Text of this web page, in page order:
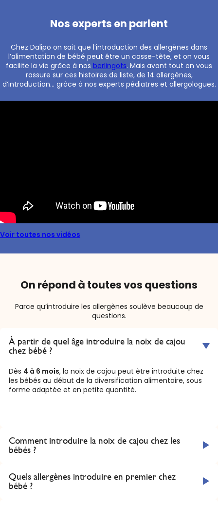
Nos experts en parlent
Chez Dalipo on sait que l’introduction des allergènes dans
l’alimentation de bébé peut être un casse-tête, et on vous
facilite la vie grâce à nos berlingots. Mais avant tout on vous
rassure sur ces histoires de liste, de 14 allergènes,
d’introduction… grâce à nos experts pédiatres et allergologues.
Voir toutes nos vidéos
On répond à toutes vos questions
Parce qu’introduire les allergènes soulève beaucoup de
questions.
À partir de quel âge introduire la noix de cajou
chez bébé ?
Dès 4 à 6 mois, la noix de cajou peut être introduite chez
les bébés au début de la diversification alimentaire, sous
forme adaptée et en petite quantité.
Comment introduire la noix de cajou chez les
bébés ?
Quels allergènes introduire en premier chez
bébé ?